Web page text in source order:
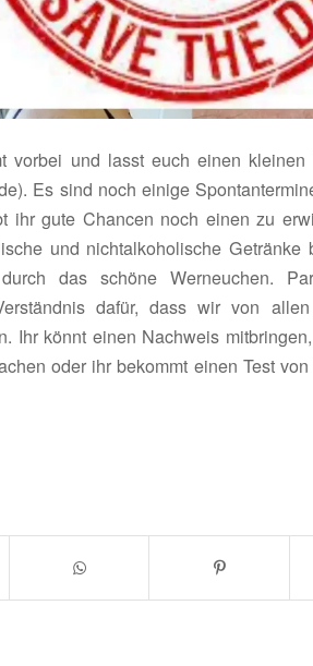
vorbei und lasst euch einen kleinen
Es sind noch einige
ihr gute Chancen noch einen zu
und nichtalkoholische Getränke
das schöne Werneuchen.
dafür, dass wir von
Ihr könnt einen Nachweis
oder ihr bekommt einen Test